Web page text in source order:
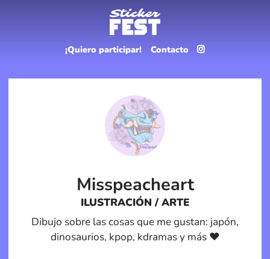
¡Quiero participar! Contacto
Misspeacheart
ILUSTRACIÓN / ARTE
Dibujo sobre las cosas que me gustan: japón,
dinosaurios, kpop, kdramas y más ♥